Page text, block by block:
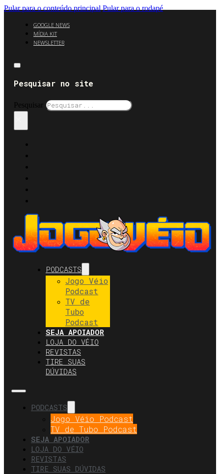
Pular para o conteúdo principal Pular para o rodapé
GOOGLE NEWS
MÍDIA KIT
NEWSLETTER
Pesquisar no site
Pesquisar
PODCASTS
Jogo Véio
Podcast
TV de
Tubo
Podcast
SEJA APOIADOR
LOJA DO VÉIO
REVISTAS
TIRE SUAS
DÚVIDAS
PODCASTS
Jogo Véio Podcast
TV de Tubo Podcast
SEJA APOIADOR
LOJA DO VÉIO
REVISTAS
TIRE SUAS DÚVIDAS